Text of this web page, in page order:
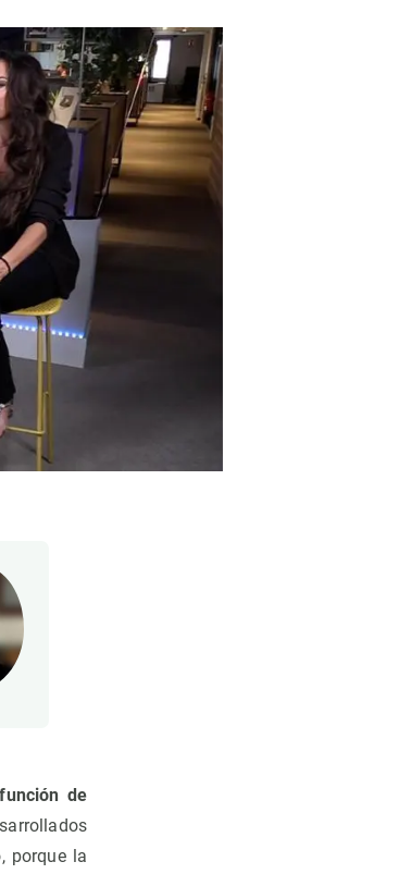
función de
porque la
y doctorado
internas